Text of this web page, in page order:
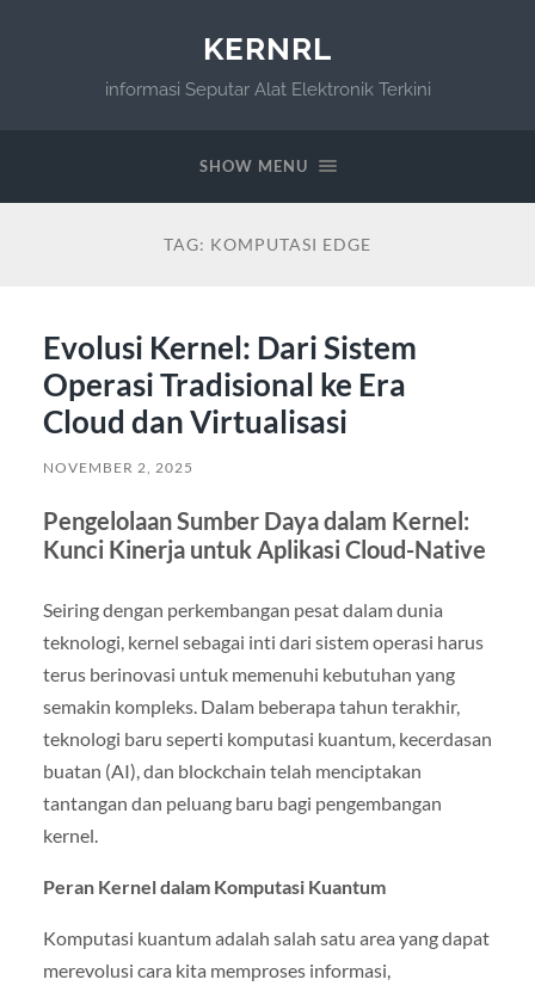
KERNRL
informasi Seputar Alat Elektronik Terkini
SHOW MENU
TAG: KOMPUTASI EDGE
Evolusi Kernel: Dari Sistem
Operasi Tradisional ke Era
Cloud dan Virtualisasi
NOVEMBER 2, 2025
Pengelolaan Sumber Daya dalam Kernel:
Kunci Kinerja untuk Aplikasi Cloud-Native
Seiring dengan perkembangan pesat dalam dunia
teknologi, kernel sebagai inti dari sistem operasi harus
terus berinovasi untuk memenuhi kebutuhan yang
semakin kompleks. Dalam beberapa tahun terakhir,
teknologi baru seperti komputasi kuantum, kecerdasan
buatan (AI), dan blockchain telah menciptakan
tantangan dan peluang baru bagi pengembangan
kernel.
Peran Kernel dalam Komputasi Kuantum
Komputasi kuantum adalah salah satu area yang dapat
merevolusi cara kita memproses informasi,